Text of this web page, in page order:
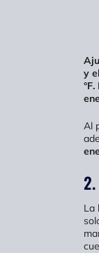
y
Al
La